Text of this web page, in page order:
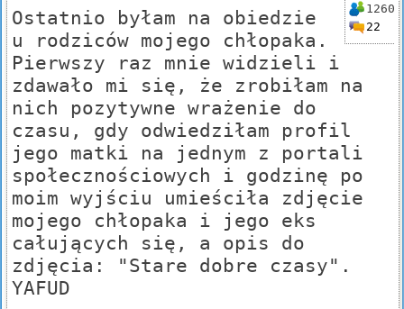
1260
22
Ostatnio byłam na obiedzie
u rodziców mojego chłopaka.
Pierwszy raz mnie widzieli i
zdawało mi się, że zrobiłam na
nich pozytywne wrażenie do
czasu, gdy odwiedziłam profil
jego matki na jednym z portali
społecznościowych i godzinę po
moim wyjściu umieściła zdjęcie
mojego chłopaka i jego eks
całujących się, a opis do
zdjęcia: "Stare dobre czasy".
YAFUD